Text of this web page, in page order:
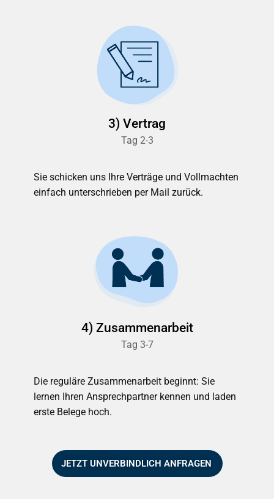
3) Vertrag
Tag 2-3
Sie schicken uns Ihre Verträge und Vollmachten
einfach unterschrieben per Mail zurück.
4) Zusammenarbeit
Tag 3-7
Die reguläre Zusammenarbeit beginnt: Sie
lernen Ihren Ansprechpartner kennen und laden
erste Belege hoch.
JETZT UNVERBINDLICH ANFRAGEN